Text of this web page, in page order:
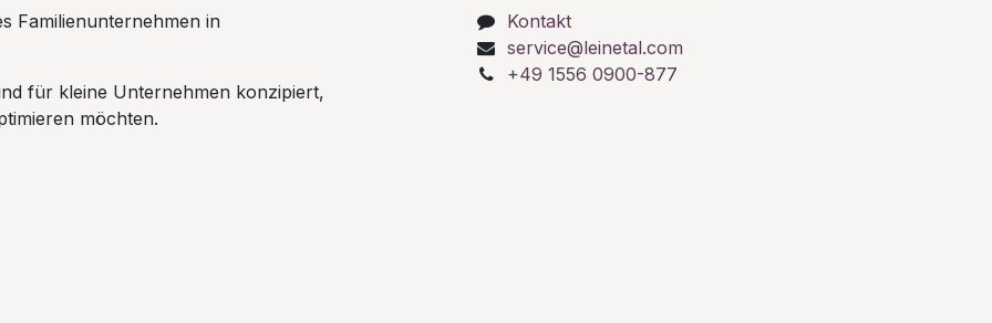
Familienunternehmen in
für kleine Unternehmen konzipiert,
möchten.
Kontakt
service@leinetal.com
+49 1556 0900-877